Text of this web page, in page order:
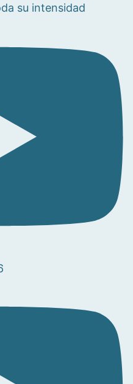
su intensidad